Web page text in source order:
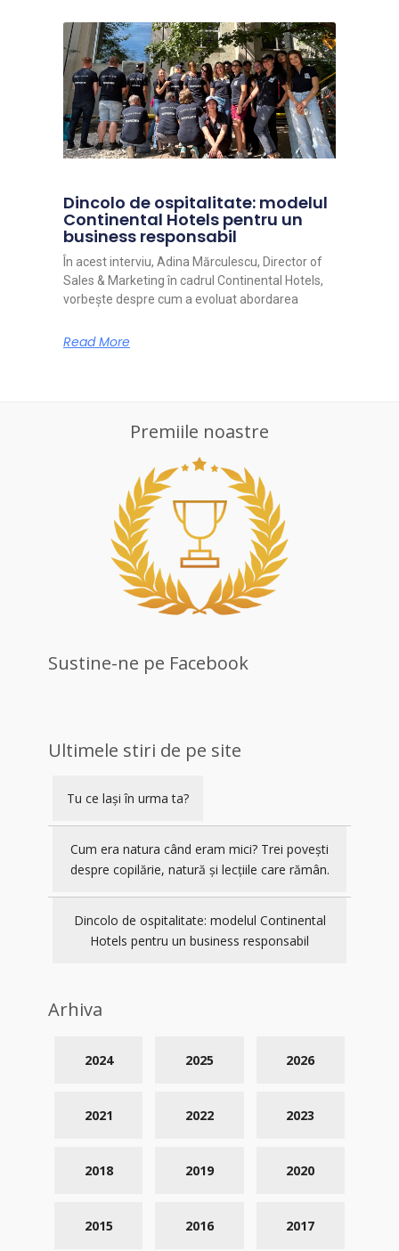
Dincolo de ospitalitate: modelul
Continental Hotels pentru un
business responsabil
În acest interviu, Adina Mărculescu, Director of
Sales & Marketing în cadrul Continental Hotels,
vorbește despre cum a evoluat abordarea
Read More
Premiile noastre
Sustine-ne pe Facebook
Ultimele stiri de pe site
Tu ce lași în urma ta?
Cum era natura când eram mici? Trei povești
despre copilărie, natură și lecțiile care rămân.
Dincolo de ospitalitate: modelul Continental
Hotels pentru un business responsabil
Arhiva
2026
2025
2024
2023
2022
2021
2020
2019
2018
2017
2016
2015